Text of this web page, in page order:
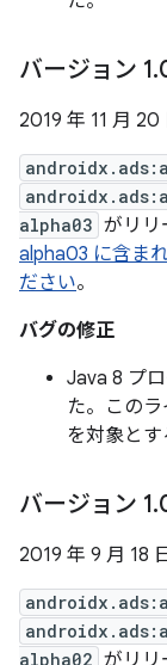
バージョン 1.
2019 年 11 月 20
alpha03 がリリ
alpha03 に含ま
ださい。
バグの修正
Java 8 プ
た。この
を対象とす
バージョン 1.
2019 年 9 月 18 日
alpha02 がリリ